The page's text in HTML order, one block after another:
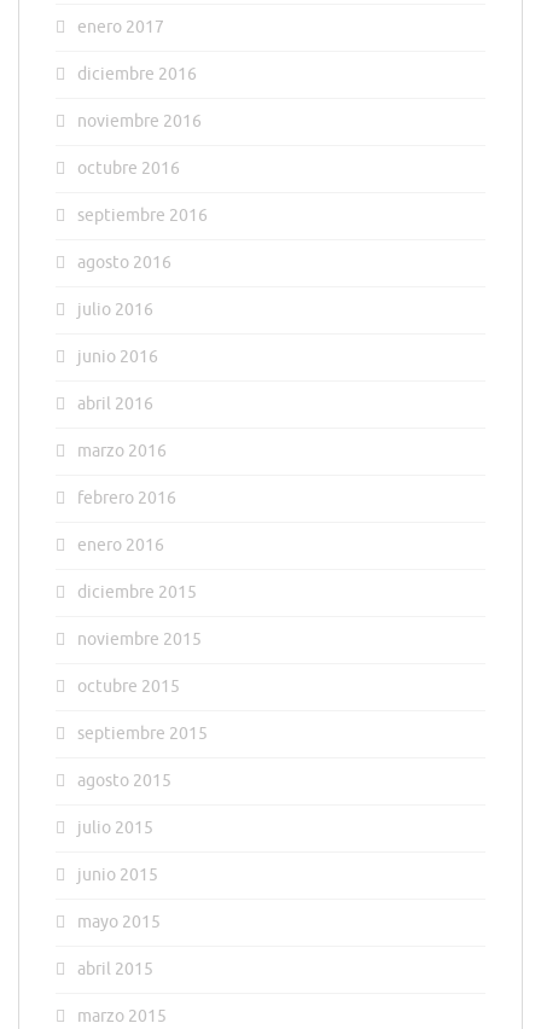
enero 2017
diciembre 2016
noviembre 2016
octubre 2016
septiembre 2016
agosto 2016
julio 2016
junio 2016
abril 2016
marzo 2016
febrero 2016
enero 2016
diciembre 2015
noviembre 2015
octubre 2015
septiembre 2015
agosto 2015
julio 2015
junio 2015
mayo 2015
abril 2015
marzo 2015